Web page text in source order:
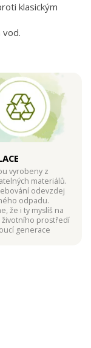
klasickým
vod.
vyrobeny z
materiálů.
odevzdej
odpadu.
že i ty myslíš na
životního prostředí
generace